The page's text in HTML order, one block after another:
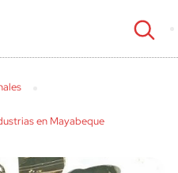
en Mayabeque